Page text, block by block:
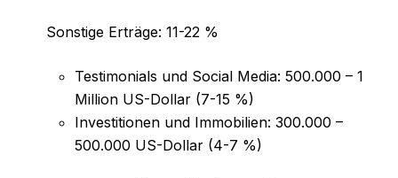
Sonstige Erträge: 11-22 %
Testimonials und Social Media: 500.000 – 1
Million US-Dollar (7-15 %)
Investitionen und Immobilien: 300.000 –
500.000 US-Dollar (4-7 %)